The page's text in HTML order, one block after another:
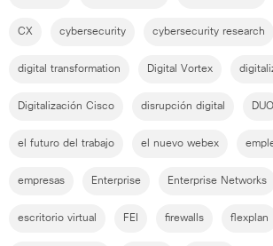
CX cybersecurity cybersecurity research
digital transformation Digital Vortex
Digitalización Cisco disrupción digital DUO
el futuro del trabajo el nuevo webex
empresas Enterprise Enterprise Networks
escritorio virtual FEI firewalls flexplan